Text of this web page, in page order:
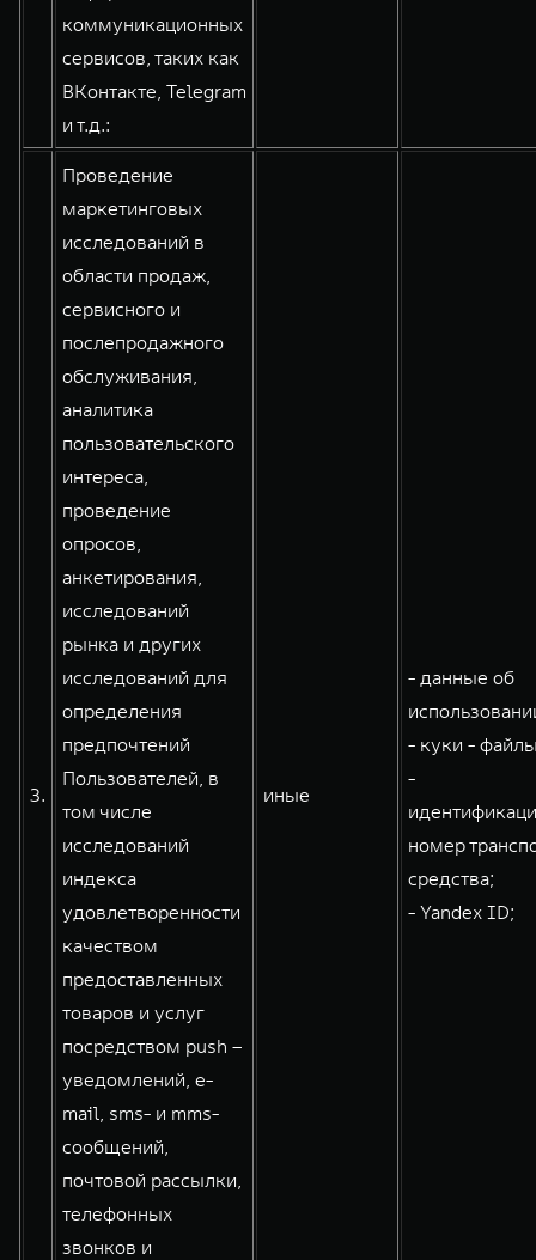
коммуникационных
сервисов, таких как
ВКонтакте, Telegram
и т.д.:
3.
Проведение
маркетинговых
исследований в
области продаж,
сервисного и
послепродажного
обслуживания,
аналитика
пользовательского
интереса,
проведение
опросов,
анкетирования,
исследований
рынка и других
исследований для
определения
предпочтений
Пользователей, в
том числе
исследований
индекса
удовлетворенности
качеством
предоставленных
товаров и услуг
посредством push –
уведомлений, e-
mail, sms- и mms-
сообщений,
почтовой рассылки,
телефонных
звонков и
иные
- данные об
- куки -
-
номер
средства;
- Yandex ID;